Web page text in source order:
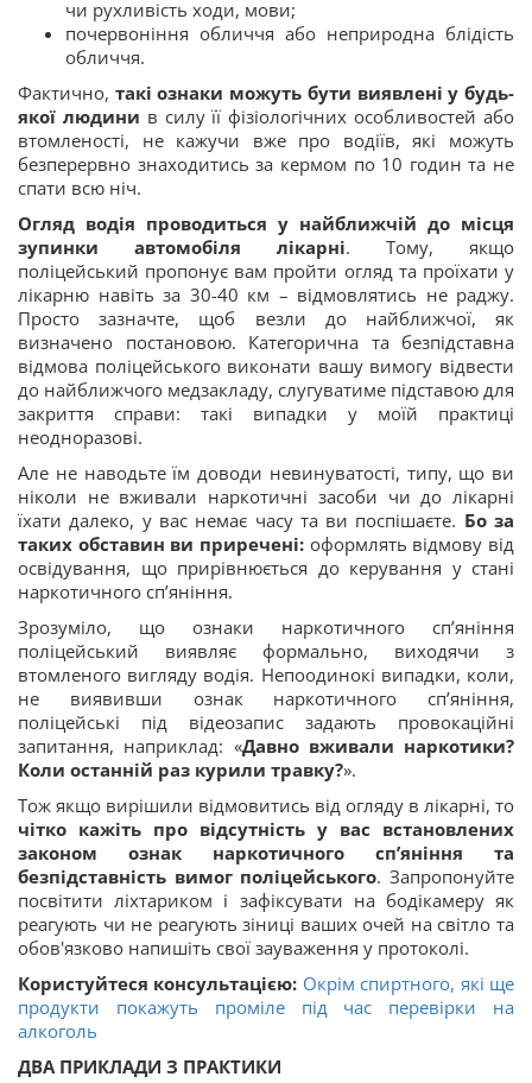
чи рухливість ходи, мови;
почервоніння обличчя або неприродна блідість
обличчя.
Фактично, такі ознаки можуть бути виявлені у будь-
якої людини в силу її фізіологічних особливостей або
втомленості, не кажучи вже про водіїв, які можуть
безперервно знаходитись за кермом по 10 годин та не
спати всю ніч.
Огляд водія проводиться у найближчій до місця
зупинки автомобіля лікарні. Тому, якщо
поліцейський пропонує вам пройти огляд та проїхати у
лікарню навіть за 30-40 км – відмовлятись не раджу.
Просто зазначте, щоб везли до найближчої, як
визначено постановою. Категорична та безпідставна
відмова поліцейського виконати вашу вимогу відвести
до найближчого медзакладу, слугуватиме підставою для
закриття справи: такі випадки у моїй практиці
неодноразові.
Але не наводьте їм доводи невинуватості, типу, що ви
ніколи не вживали наркотичні засоби чи до лікарні
їхати далеко, у вас немає часу та ви поспішаєте. Бо за
таких обставин ви приречені: оформлять відмову від
освідування, що прирівнюється до керування у стані
наркотичного сп’яніння.
Зрозуміло, що ознаки наркотичного сп’яніння
поліцейський виявляє формально, виходячи з
втомленого вигляду водія. Непоодинокі випадки, коли,
не виявивши ознак наркотичного сп’яніння,
поліцейські під відеозапис задають провокаційні
запитання, наприклад: «Давно вживали наркотики?
Коли останній раз курили травку?».
Тож якщо вирішили відмовитись від огляду в лікарні, то
чітко кажіть про відсутність у вас встановлених
законом ознак наркотичного сп’яніння та
безпідставність вимог поліцейського. Запропонуйте
посвітити ліхтариком і зафіксувати на бодікамеру як
реагують чи не реагують зіниці ваших очей на світло та
обов'язково напишіть свої зауваження у протоколі.
Користуйтеся консультацією: Окрім спиртного, які ще
продукти покажуть проміле під час перевірки на
алкоголь
ДВА ПРИКЛАДИ З ПРАКТИКИ